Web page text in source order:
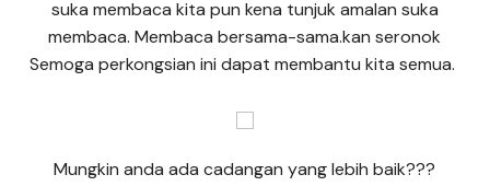
suka membaca kita pun kena tunjuk amalan suka
membaca. Membaca bersama-sama.kan seronok
Semoga perkongsian ini dapat membantu kita semua.
Mungkin anda ada cadangan yang lebih baik???